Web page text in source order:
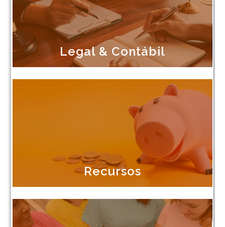
Legal & Contábil
Recursos